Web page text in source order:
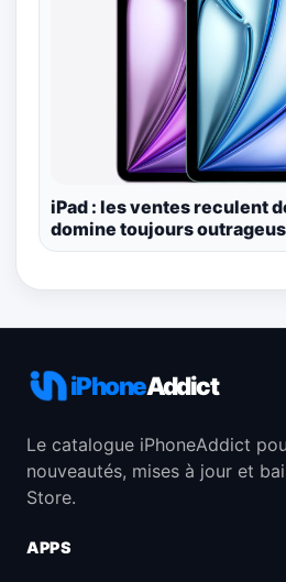
iPad : les ventes reculent
domine toujours
iPhoneAddict
Le catalogue iPhoneAddict
nouveautés, mises à jour et
Store.
APPS